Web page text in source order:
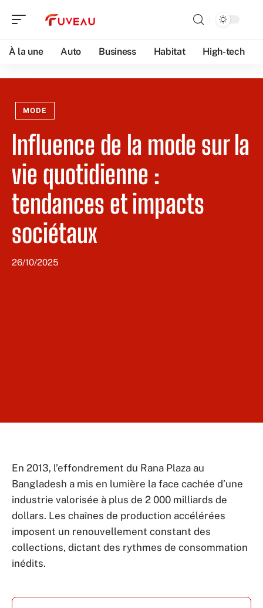
À la une Auto Business Habitat High-tech
MODE
Influence de la mode sur la
vie quotidienne :
tendances et impacts
sociétaux
26/10/2025
En 2013, l’effondrement du Rana Plaza au
Bangladesh a mis en lumière la face cachée d’une
industrie valorisée à plus de 2 000 milliards de
dollars. Les chaînes de production accélérées
imposent un renouvellement constant des
collections, dictant des rythmes de consommation
inédits.